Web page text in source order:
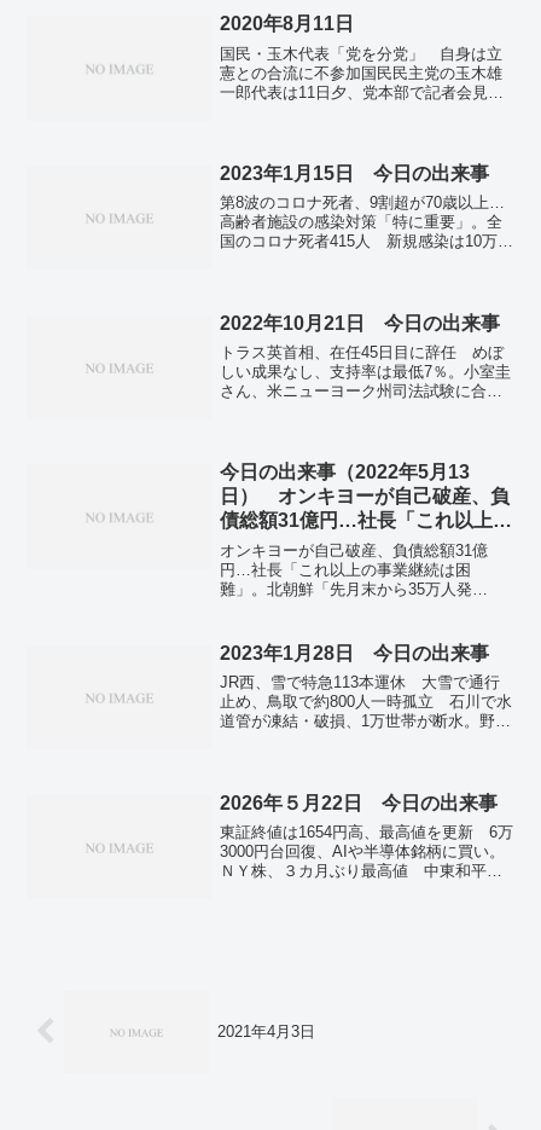
2020年8月11日
国民・玉木代表「党を分党」 自身は立
憲との合流に不参加国民民主党の玉木雄
一郎代表は11日夕、党本部で記者会見を
多789件国内の感染者...
2023年1月15日 今日の出来事
第8波のコロナ死者、9割超が70歳以上…
高齢者施設の感染対策「特に重要」。全
国のコロナ死者415人 新規感染は10万
位 人口増でさらに市場拡大も。
2022年10月21日 今日の出来事
トラス英首相、在任45日目に辞任 めぼ
しい成果なし、支持率は最低7％。小室圭
さん、米ニューヨーク州司法試験に合
人減 新型コロナ。
今日の出来事（2022年5月13
日） オンキヨーが自己破産、負
債総額31億円…社長「これ以上の
事業継続は困難」
オンキヨーが自己破産、負債総額31億
円…社長「これ以上の事業継続は困
難」。北朝鮮「先月末から35万人発
針 「人道主義的な観点で」。日本、ウ
クライナに食料支援 パックご飯や缶詰
など15トン。ロシア、略奪穀物を輸出
か エジプトなどで寄港拒否。公立中学
教員の7割超が「過労死ライン」超え 名
万9647人確認 新型コロナ。
2023年1月28日 今日の出来事
JR西、雪で特急113本運休 大雪で通行
止め、鳥取で約800人一時孤立 石川で水
道管が凍結・破損、1万世帯が断水。野
至。全国で新たに5万4782人感染 死者は
338人 新型コロナ。
2026年５月22日 今日の出来事
東証終値は1654円高、最高値を更新 6万
3000円台回復、AIや半導体銘柄に買い。
ＮＹ株、３カ月ぶり最高値 中東和平期
５％―時事世論調査。夕張メロン、史上
最高値で落札 ２玉５８０万円―札幌初
2021年4月3日